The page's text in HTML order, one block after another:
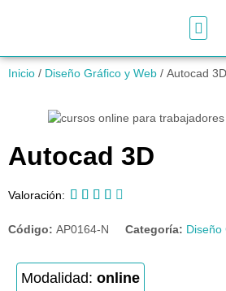
Inicio / Diseño Gráfico y Web / Autocad 3D
Autocad 3D
Valoración:     
Código: AP0164-N Categoría: Diseño
Modalidad: online